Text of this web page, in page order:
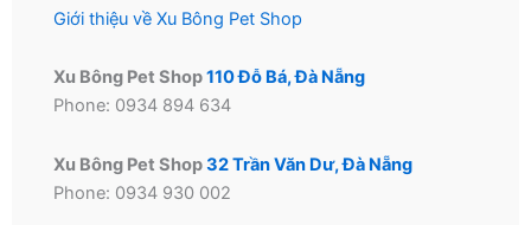
Giới thiệu về Xu Bông Pet Shop
Xu Bông Pet Shop110 Đỗ Bá, Đà Nẵng
Phone: 0934 894 634
Xu Bông Pet Shop32 Trần Văn Dư, Đà Nẵng
Phone: 0934 930 002